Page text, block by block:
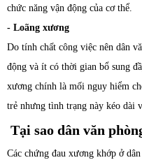
chức năng vận động của cơ thể.
- Loãng xương
Do tính chất công việc nên dân
động và ít có thời gian bổ sung
xương chính là mối nguy hiểm
trẻ nhưng tình trạng này kéo dài
Tại sao dân văn
Các chứng đau xương khớp ở